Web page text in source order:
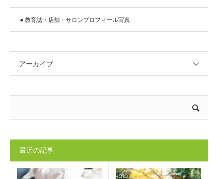
● 教育誌・店舗・サロンプロフィール写真
アーカイブ
最近の記事